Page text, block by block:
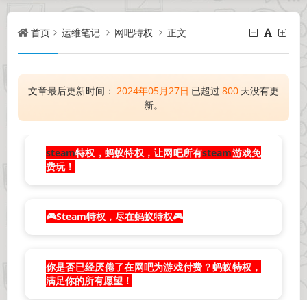
首页 运维笔记 网吧特权 正文
文章最后更新时间： 2024年05月27日 已超过 800 天没有更
新。
steam特权，蚂蚁特权，让网吧所有steam游戏免
费玩！
🎮Steam特权，尽在蚂蚁特权🎮
你是否已经厌倦了在网吧为游戏付费？蚂蚁特权，
满足你的所有愿望！